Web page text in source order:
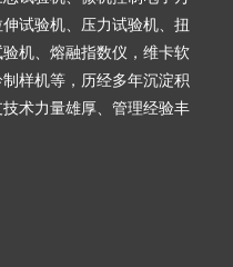
试验机、压力试验机、扭
机、熔融指数仪，维卡软
样机等，历经多年沉淀积
术力量雄厚、管理经验丰